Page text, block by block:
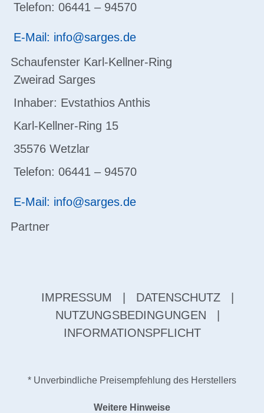
Telefon: 06441 – 94570
E-Mail: info@sarges.de
Schaufenster Karl-Kellner-Ring
Zweirad Sarges
Inhaber: Evstathios Anthis
Karl-Kellner-Ring 15
35576 Wetzlar
Telefon: 06441 – 94570
E-Mail: info@sarges.de
Partner
IMPRESSUM DATENSCHUTZ
NUTZUNGSBEDINGUNGEN
INFORMATIONSPFLICHT
* Unverbindliche Preisempfehlung des Herstellers
Weitere Hinweise